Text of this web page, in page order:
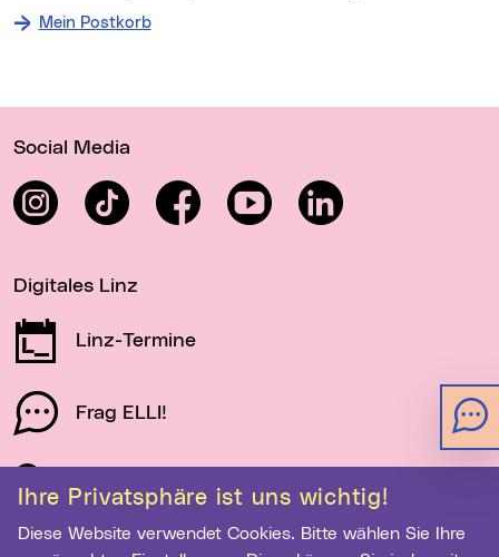
Ihre Privatsphäre ist uns wichtig!
Diese Website verwendet Cookies. Bitte wählen Sie Ihre
Mein Postkorb
Social Media
InstagramTikTok FacebookYouTube LinkedIn
Digitales Linz
Linz-Termine
Frag ELLI!
Schau auf Linz